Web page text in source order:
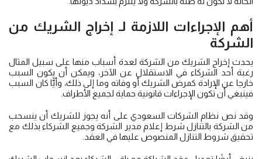
أهم الإجراءات اللازمة لـ إخراج الشريك من
الشركة
يحدث إخراج الشريك من الشركة لعدة أسباب منها على سبيل المثال
رغبة أحد الشركاء في الاستقلال عن الآخر، ويمكن أن يكون السبب
خارجا عن الإرادة كمرض الشريك أو وفاته وما إلى ذلك، وأيًّا كان السبب
فينبغي أن تكون الإجراءات قانونية حماية لجميع الأطراف.
وقد نص نظام الشركات السعودي على أنه يجوز للشريك أن ينسحب
من الشركة بالتنازل شرط إعلام مدير الشركة وجميع الشركاء بذلك مع
تحقيق شروط التنازل المنصوص عليها في العقد.